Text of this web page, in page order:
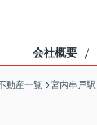
会社概要
動産一覧 宮内串戸駅